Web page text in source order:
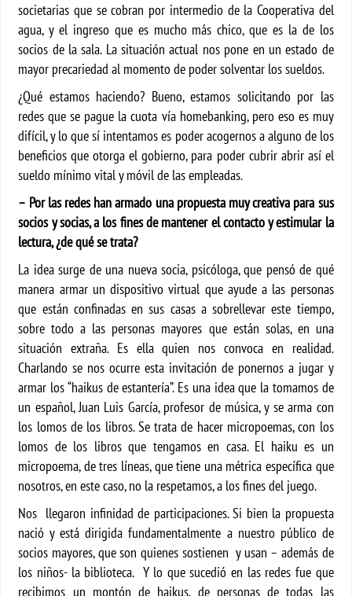
societarias que se cobran por intermedio de la Cooperativa del
agua, y el ingreso que es mucho más chico, que es la de los
socios de la sala. La situación actual nos pone en un estado de
mayor precariedad al momento de poder solventar los sueldos.
¿Qué estamos haciendo? Bueno, estamos solicitando por las
redes que se pague la cuota vía homebanking, pero eso es muy
difícil, y lo que sí intentamos es poder acogernos a alguno de los
beneficios que otorga el gobierno, para poder cubrir abrir así el
sueldo mínimo vital y móvil de las empleadas.
– Por las redes han armado una propuesta muy creativa para sus
socios y socias, a los fines de mantener el contacto y estimular la
lectura, ¿de qué se trata?
La idea surge de una nueva socia, psicóloga, que pensó de qué
manera armar un dispositivo virtual que ayude a las personas
que están confinadas en sus casas a sobrellevar este tiempo,
sobre todo a las personas mayores que están solas, en una
situación extraña. Es ella quien nos convoca en realidad.
Charlando se nos ocurre esta invitación de ponernos a jugar y
armar los “haikus de estantería”. Es una idea que la tomamos de
un español, Juan Luis García, profesor de música, y se arma con
los lomos de los libros. Se trata de hacer micropoemas, con los
lomos de los libros que tengamos en casa. El haiku es un
micropoema, de tres líneas, que tiene una métrica específica que
nosotros, en este caso, no la respetamos, a los fines del juego.
Nos llegaron infinidad de participaciones. Si bien la propuesta
nació y está dirigida fundamentalmente a nuestro público de
socios mayores, que son quienes sostienen y usan – además de
los niños- la biblioteca. Y lo que sucedió en las redes fue que
recibimos un montón de haikus, de personas de todas las